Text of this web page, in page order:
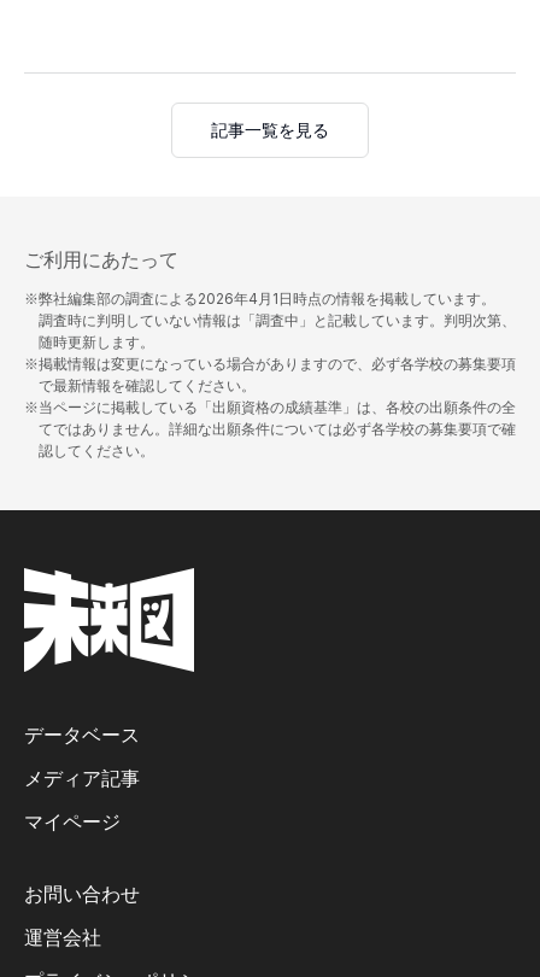
記事一覧を見る
ご利用にあたって
※弊社編集部の調査による2026年4月1日時点の情報を掲載しています。
調査時に判明していない情報は「調査中」と記載しています。判明次第、
随時更新します。
※掲載情報は変更になっている場合がありますので、必ず各学校の募集要項
で最新情報を確認してください。
※当ページに掲載している「出願資格の成績基準」は、各校の出願条件の全
てではありません。詳細な出願条件については必ず各学校の募集要項で確
認してください。
データベース
メディア記事
マイページ
お問い合わせ
運営会社